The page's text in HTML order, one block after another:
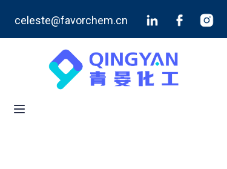
celeste@favorchem.cn
Blog